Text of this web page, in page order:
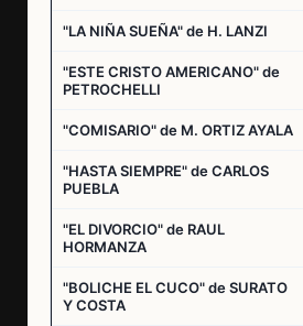
"LA NIÑA SUEÑA" de H. LANZI
"ESTE CRISTO AMERICANO" de
PETROCHELLI
"COMISARIO" de M. ORTIZ AYALA
"HASTA SIEMPRE" de CARLOS
PUEBLA
"EL DIVORCIO" de RAUL
HORMANZA
"BOLICHE EL CUCO" de SURATO
Y COSTA